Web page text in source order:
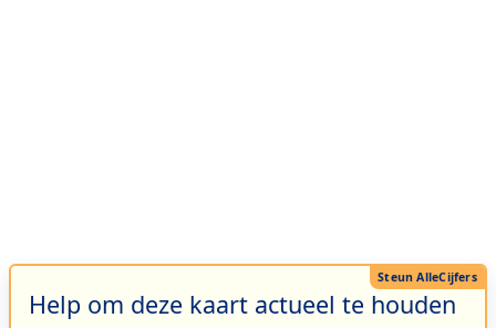
Help om deze kaart actueel te houden